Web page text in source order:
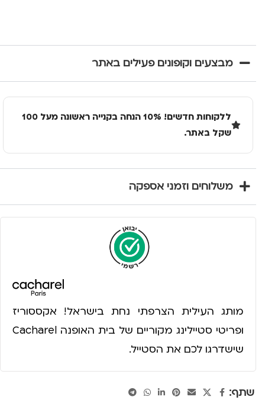
מבצעים וקופונים פעילים באתר
ללקוחות חדשים! 10% הנחה בקנייה ראשונה מעל 100
שקל באתר.
משלוחים וזמני אספקה
מותג העילית הצרפתי נחת בישראל! אקססוריז
ופריטי סטיילינג מקוריים של בית האופנה Cacharel
שישדרגו לכם את הסטייל.
שתף: